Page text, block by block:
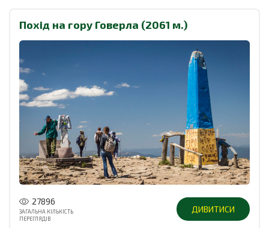
Похід на гору Говерла (2061 м.)
27896
ЗАГАЛЬНА КІЛЬКІСТЬ
ПЕРЕГЛЯДІВ
ДИВИТИСИ